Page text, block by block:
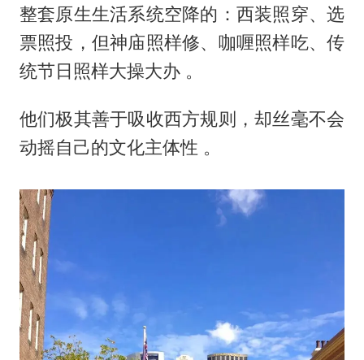
整套原生生活系统空降的：西装照穿、选
票照投，但神庙照样修、咖喱照样吃、传
统节日照样大操大办 。
他们极其善于吸收西方规则，却丝毫不会
动摇自己的文化主体性 。